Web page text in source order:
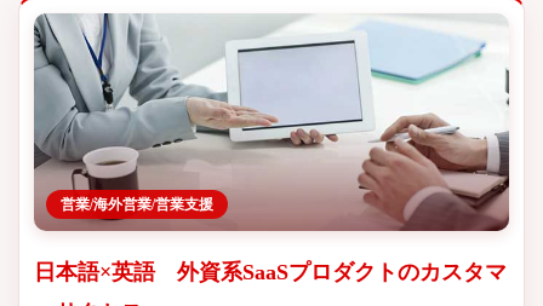
営業/海外営業/営業支援
日本語×英語 外資系SaaSプロダクトのカスタマ